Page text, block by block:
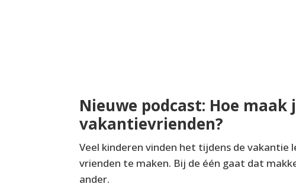
Nieuwe podcast: Hoe maak
vakantievrienden?
Veel kinderen vinden het tijdens de vakantie
vrienden te maken. Bij de één gaat dat
ander.